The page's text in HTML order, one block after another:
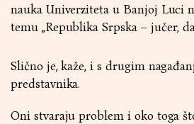
nauka Univerziteta u Banjoj Luci
temu „Republika Srpska – jučer,
Slično je, kaže, i s drugim
predstavnika.
Oni stvaraju problem i oko toga